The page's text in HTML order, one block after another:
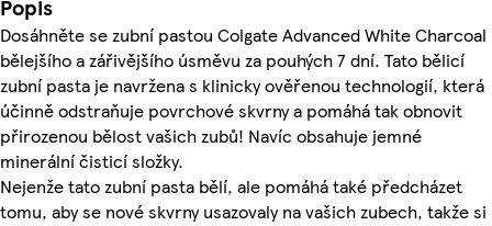
Popis
Dosáhněte se zubní pastou Colgate Advanced White Charcoal
bělejšího a zářivějšího úsměvu za pouhých 7 dní. Tato bělicí
zubní pasta je navržena s klinicky ověřenou technologií, která
účinně odstraňuje povrchové skvrny a pomáhá tak obnovit
přirozenou bělost vašich zubů! Navíc obsahuje jemné
minerální čisticí složky.
Nejenže tato zubní pasta bělí, ale pomáhá také předcházet
tomu, aby se nové skvrny usazovaly na vašich zubech, takže si